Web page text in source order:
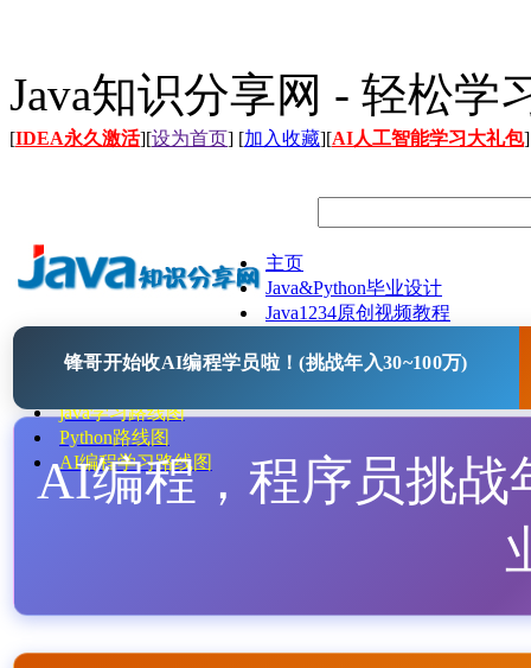
Java知识分享网 - 轻松学
[IDEA永久激活][设为首页] [加入收藏][AI人工智能学习大礼包]
主页
Java&Python毕业设计
Java1234原创视频教程
Java开源项目
java学习路线图
Python路线图
AI编程学习路线图
锋哥开始收AI编程学员啦！(挑战年入30~100万)
AI编程，程序员挑战